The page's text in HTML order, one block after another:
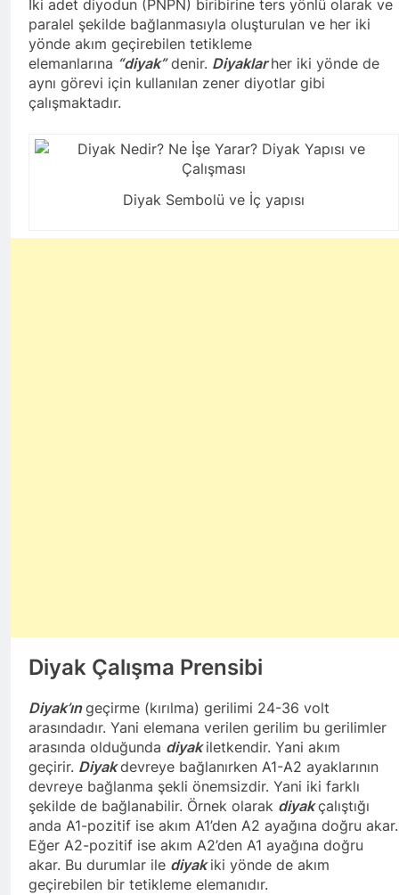
İki adet diyodun (PNPN) biribirine ters yönlü olarak ve
paralel şekilde bağlanmasıyla oluşturulan ve her iki
yönde akım geçirebilen tetikleme
elemanlarına “diyak”denir. Diyaklar her iki yönde de
aynı görevi için kullanılan zener diyotlar gibi
çalışmaktadır.
Diyak Sembolü ve İç yapısı
Diyak Çalışma Prensibi
Diyak’ın geçirme (kırılma) gerilimi 24-36 volt
arasındadır. Yani elemana verilen gerilim bu gerilimler
arasında olduğunda diyak iletkendir. Yani akım
geçirir. Diyak devreye bağlanırken A1-A2 ayaklarının
devreye bağlanma şekli önemsizdir. Yani iki farklı
şekilde de bağlanabilir. Örnek olarak diyak çalıştığı
anda A1-pozitif ise akım A1’den A2 ayağına doğru akar.
Eğer A2-pozitif ise akım A2’den A1 ayağına doğru
akar. Bu durumlar ile diyak iki yönde de akım
geçirebilen bir tetikleme elemanıdır.